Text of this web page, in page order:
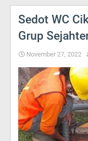
Sedot WC
Grup
November 27, 2022